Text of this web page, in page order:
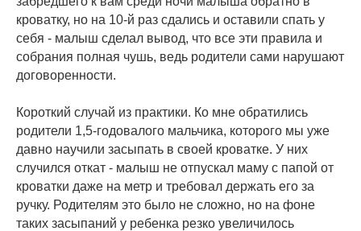
кроватку, но на 10-й раз сдались и оставили спать у
себя - малыш сделал вывод, что все эти правила и
собрания полная чушь, ведь родители сами нарушают
договоренности.
Короткий случай из практики. Ко мне обратились
родители 1,5-годовалого мальчика, которого мы уже
давно научили засыпать в своей кроватке. У них
случился откат - малыш не отпускал маму с папой от
кроватки даже на метр и требовал держать его за
ручку. Родителям это было не сложно, но на фоне
таких засыпаний у ребенка резко увеличилось